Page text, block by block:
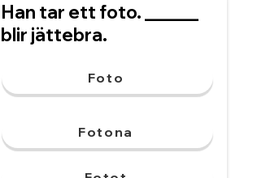
Han tar ett foto. ______
blir jättebra.
Foto
Fotona